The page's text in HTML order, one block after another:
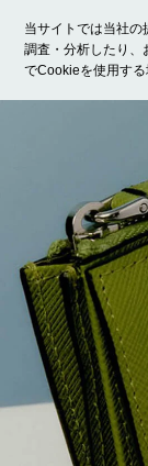
当サイトでは当社の
調査・分析したり、
でCookieを使用する
ホーム モデル